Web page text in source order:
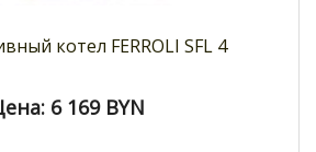
котел FERROLI SFL 4
6 169 BYN